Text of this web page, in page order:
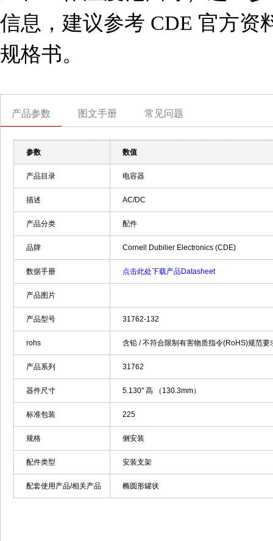
信息，建议参考 CDE 官方资
规格书。
产品参数 图文手册 常见问题
参数 数值
产品目录 电容器
描述 AC/DC
产品分类 配件
品牌 Cornell Dubilier Electronics (CDE)
数据手册 点击此处下载产品Datasheet
产品图片
产品型号 31762-132
rohs 含铅 / 不符合限制有害物质指令(RoHS)规范要
产品系列 31762
器件尺寸 5.130" 高 （130.3mm）
标准包装 225
规格 侧安装
配件类型 安装支架
配套使用产品/相关产品 椭圆形罐状